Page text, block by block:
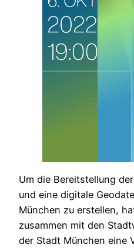
Um die Bereitstellung
und eine digitale
München zu erstellen,
zusammen mit den
der Stadt München eine